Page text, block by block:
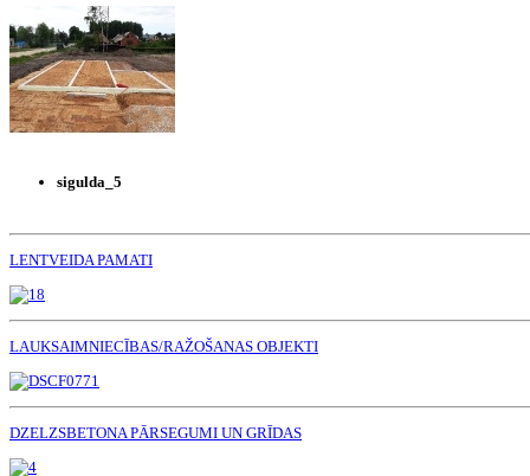
sigulda_5
LENTVEIDA PAMATI
LAUKSAIMNIECĪBAS/RAŽOŠANAS OBJEKTI
DZELZSBETONA PĀRSEGUMI UN GRĪDAS